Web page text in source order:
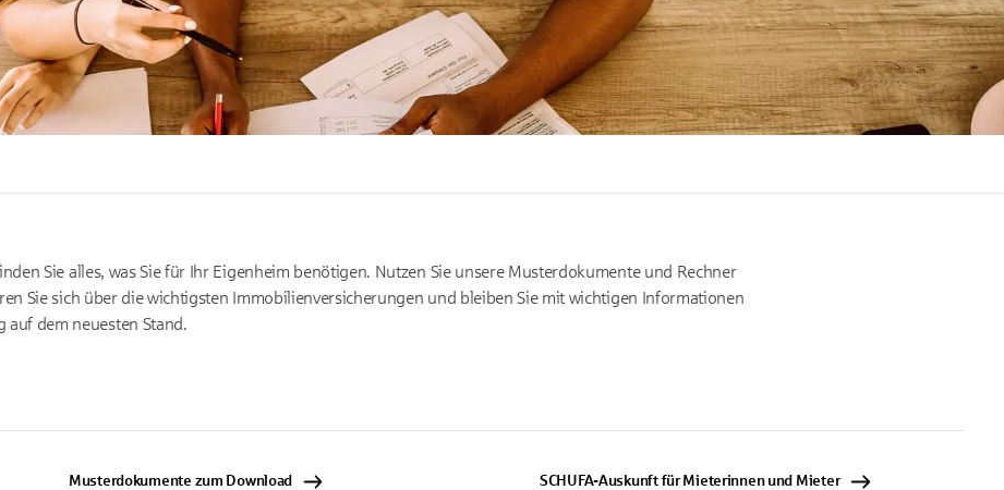
Sie alles, was Sie für Ihr Eigenheim benötigen. Nutzen Sie unsere Musterdokumente und Rechner
Sie sich über die wichtigsten Immobilienversicherungen und bleiben Sie mit wichtigen Informationen
dem neuesten Stand.
Musterdokumente zum Download SCHUFA-Auskunft für Mieterinnen und Mieter